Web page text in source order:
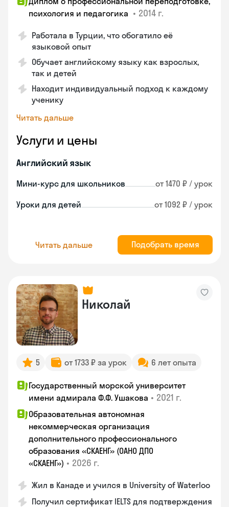
психология и педагогика • 2014 г.
Работала в Турции, что обогатило её
языковой опыт
Обучает английскому языку как взрослых,
так и детей
Находит индивидуальный подход к каждому
ученику
Читать дальше
Услуги и цены
Английский язык
Мини-курс для школьников от 1470 ₽ / урок
Уроки для детей от 1092 ₽ / урок
Читать дальше Подобрать время
Николай
5 от 1733 ₽ за урок 6 лет опыта
Государственный морской университет
имени адмирала Ф.Ф. Ушакова • 2021 г.
Образовательная автономная
некоммерческая организация
дополнительного профессионального
образования «СКАЕНГ» (ОАНО ДПО
«СКАЕНГ») • 2026 г.
Жил в Канаде и учился в University of Waterloo
Получил сертификат IELTS для подтверждения